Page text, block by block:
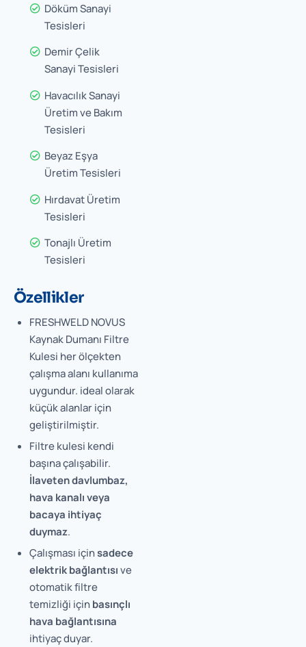
Döküm Sanayi
Tesisleri
Demir Çelik
Sanayi Tesisleri
Havacılık Sanayi
Üretim ve Bakım
Tesisleri
Beyaz Eşya
Üretim Tesisleri
Hırdavat Üretim
Tesisleri
Tonajlı Üretim
Tesisleri
Özellikler
FRESHWELD NOVUS
Kaynak Dumanı Filtre
Kulesi her ölçekten
çalışma alanı kullanıma
uygundur. ideal olarak
küçük alanlar için
geliştirilmiştir.
Filtre kulesi kendi
başına çalışabilir.
İlaveten davlumbaz,
hava kanalı veya
bacaya ihtiyaç
duymaz.
Çalışması içinsadece
elektrik bağlantısıve
otomatik filtre
temizliği içinbasınçlı
hava bağlantısına
ihtiyaç duyar.